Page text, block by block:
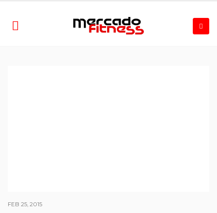
FEB 25, 2015